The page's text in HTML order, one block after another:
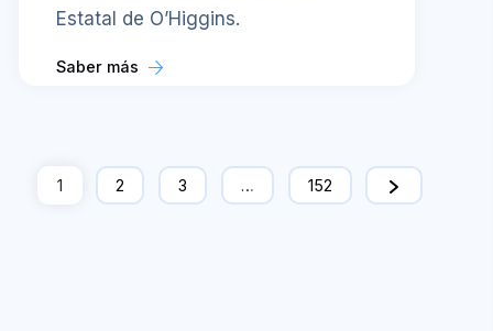
Estatal de O’Higgins.
Saber más
1 2 3 … 152